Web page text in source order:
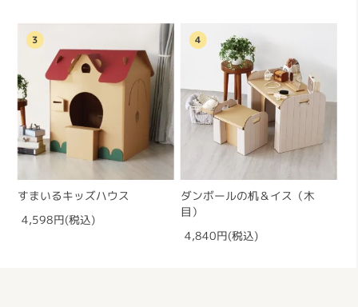
3
すまいるキッズハウス
4,598円(税込)
4
ダンボールの机＆イス（木
目）
4,840円(税込)